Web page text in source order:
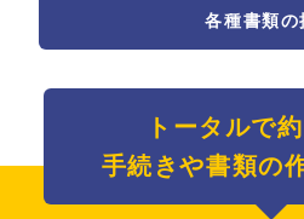
各種書類の
トータルで
手続きや書類の